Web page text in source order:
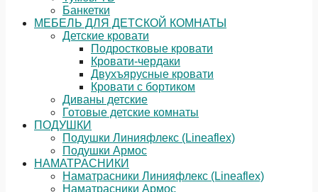
Банкетки
МЕБЕЛЬ ДЛЯ ДЕТСКОЙ КОМНАТЫ
Детские кровати
Подростковые кровати
Кровати-чердаки
Двухъярусные кровати
Кровати с бортиком
Диваны детские
Готовые детские комнаты
ПОДУШКИ
Подушки Линияфлекс (Lineaflex)
Подушки Армос
НАМАТРАСНИКИ
Наматрасники Линияфлекс (Lineaflex)
Наматрасники Армос